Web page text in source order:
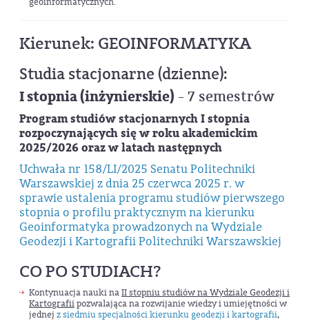
Kierunek: GEOINFORMATYKA
Studia stacjonarne (dzienne):
I stopnia (inżynierskie) - 7 semestrów
Program studiów stacjonarnych I stopnia
rozpoczynających się w roku akademickim
2025/2026 oraz w latach następnych
Uchwała nr 158/LI/2025 Senatu Politechniki
Warszawskiej z dnia 25 czerwca 2025 r. w
sprawie ustalenia programu studiów pierwszego
stopnia o profilu praktycznym na kierunku
Geoinformatyka prowadzonych na Wydziale
Geodezji i Kartografii Politechniki Warszawskiej
CO PO STUDIACH?
Kontynuacja nauki naII stopniu studiów na Wydziale Geodezji i
Kartografiipozwalająca na rozwijanie wiedzy i umiejętności w
jednej z siedmiu specjalności kierunku geodezji i kartografii,